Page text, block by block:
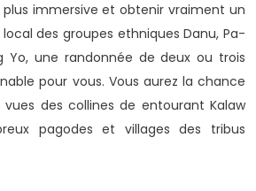
plus immersive et obtenir vraiment un
des groupes ethniques Danu, Pa-
Yo, une randonnée de deux ou trois
pour vous. Vous aurez la chance
des collines de entourant Kalaw
pagodes et villages des tribus